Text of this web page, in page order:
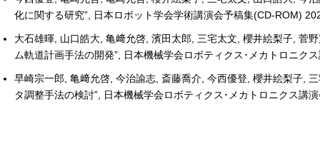
化に関する研究”, 日本ロボット学会学術講演会予稿集(CD-ROM)
大石雄暉, 山口皓大, 亀﨑允啓, 濱田太郎, 三宅太文, 櫻井絵梨子, 菅
ム軌道計画手法の開発”, 日本機械学会ロボティクス･メカトロニク
早崎宗一郎, 亀﨑允啓, 今治諭志, 斎藤喬介, 今西優登, 櫻井絵梨子,
タ調整手法の検討”, 日本機械学会ロボティクス･メカトロニクス講